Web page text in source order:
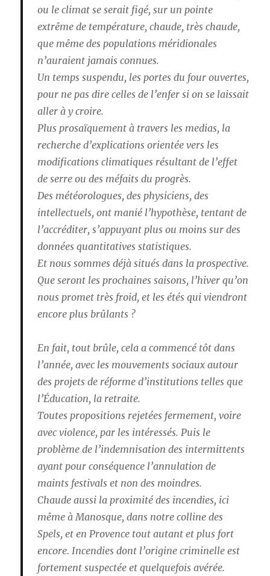
ou le climat se serait figé, sur un pointe
extrême de température, chaude, très chaude,
que même des populations méridionales
n’auraient jamais connues.
Un temps suspendu, les portes du four ouvertes,
pour ne pas dire celles de l’enfer si on se laissait
aller à y croire.
Plus prosaïquement à travers les medias, la
recherche d’explications orientée vers les
modifications climatiques résultant de l’effet
de serre ou des méfaits du progrès.
Des météorologues, des physiciens, des
intellectuels, ont manié l’hypothèse, tentant de
l’accréditer, s’appuyant plus ou moins sur des
données quantitatives statistiques.
Et nous sommes déjà situés dans la prospective.
Que seront les prochaines saisons, l’hiver qu’on
nous promet très froid, et les étés qui viendront
encore plus brûlants ?
En fait, tout brûle, cela a commencé tôt dans
l’année, avec les mouvements sociaux autour
des projets de réforme d’institutions telles que
l’Éducation, la retraite.
Toutes propositions rejetées fermement, voire
avec violence, par les intéressés. Puis le
problème de l’indemnisation des intermittents
ayant pour conséquence l’annulation de
maints festivals et non des moindres.
Chaude aussi la proximité des incendies, ici
même à Manosque, dans notre colline des
Spels, et en Provence tout autant et plus fort
encore. Incendies dont l’origine criminelle est
fortement suspectée et quelquefois avérée.